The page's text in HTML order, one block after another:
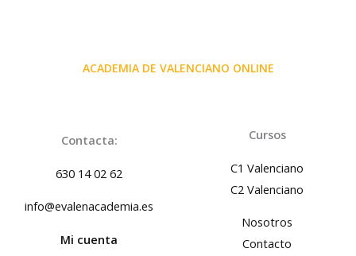
ACADEMIA DE VALENCIANO ONLINE
Contacta:
630 14 02 62
info@evalenacademia.es
Mi cuenta
Cursos
C1 Valenciano
C2 Valenciano
Nosotros
Contacto